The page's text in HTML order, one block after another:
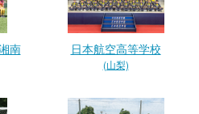
南 日本航空高等学校
(山梨)